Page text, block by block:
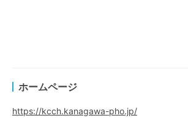
ホームページ
https://kcch.kanagawa-pho.jp/